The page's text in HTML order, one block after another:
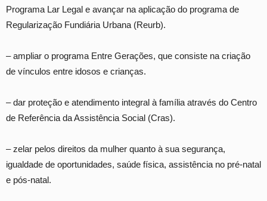
Programa Lar Legal e avançar na aplicação do programa de
Regularização Fundiária Urbana (Reurb).
– ampliar o programa Entre Gerações, que consiste na criação
de vínculos entre idosos e crianças.
– dar proteção e atendimento integral à família através do Centro
de Referência da Assistência Social (Cras).
– zelar pelos direitos da mulher quanto à sua segurança,
igualdade de oportunidades, saúde física, assistência no pré-natal
e pós-natal.